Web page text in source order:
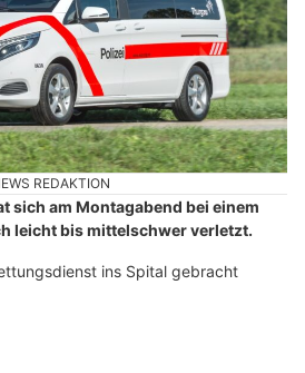
REDAKTION
sich am Montagabend bei einem
leicht bis mittelschwer verletzt.
ins Spital gebracht